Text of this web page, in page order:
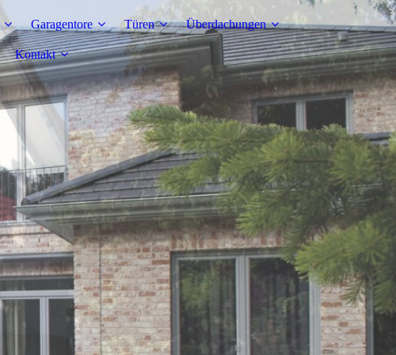
Garagentore Türen Überdachungen
Kontakt